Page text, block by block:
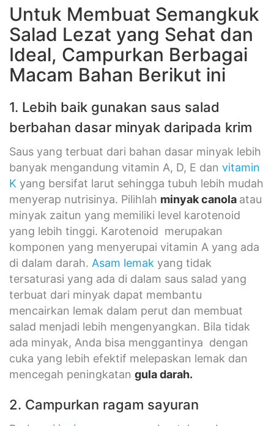
Untuk Membuat Semangkuk
Salad Lezat yang Sehat dan
Ideal, Campurkan Berbagai
Macam Bahan Berikut ini
1. Lebih baik gunakan saus salad
berbahan dasar minyak daripada krim
Saus yang terbuat dari bahan dasar minyak lebih
banyak mengandung vitamin A, D, E dan vitamin
K yang bersifat larut sehingga tubuh lebih mudah
menyerap nutrisinya. Pilihlah minyak canola atau
minyak zaitun yang memiliki level karotenoid
yang lebih tinggi. Karotenoid merupakan
komponen yang menyerupai vitamin A yang ada
di dalam darah. Asam lemak yang tidak
tersaturasi yang ada di dalam saus salad yang
terbuat dari minyak dapat membantu
mencairkan lemak dalam perut dan membuat
salad menjadi lebih mengenyangkan. Bila tidak
ada minyak, Anda bisa menggantinya dengan
cuka yang lebih efektif melepaskan lemak dan
mencegah peningkatan gula darah.
2. Campurkan ragam sayuran